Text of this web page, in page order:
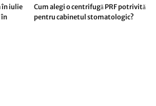
în iulie
în
Cum alegi o centrifugă PRF potrivită
pentru cabinetul stomatologic?